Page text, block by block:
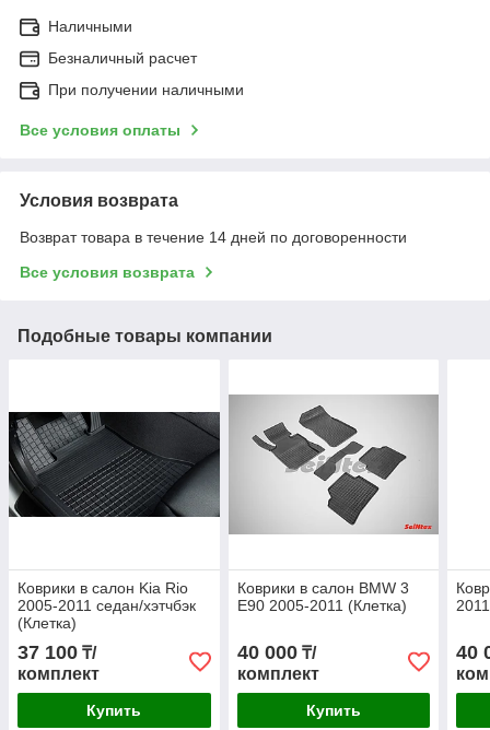
Наличными
Безналичный расчет
При получении наличными
Все условия оплаты
Условия возврата
Возврат товара в течение 14 дней по договоренности
Все условия возврата
Подобные товары компании
Коврики в салон Kia Rio
2005-2011 седан/хэтчбэк
(Клетка)
37 100 ₸/
комплект
Купить
Коврики в салон BMW 3
E90 2005-2011 (Клетка)
40 000₸/
комплект
Купить
40